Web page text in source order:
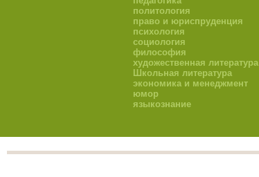
политология
право и юриспруденция
психология
социология
философия
художественная литература
Школьная литература
экономика и менеджмент
юмор
языкознание